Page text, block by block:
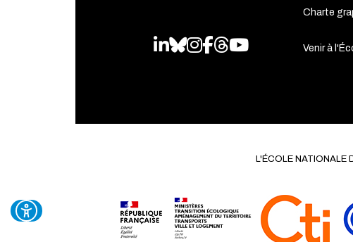
LinkedIn
Bluesky
Instagram
Facebook
ThreadsYoutube
Charte
Venir à
L'ÉCOLE NATIONALE